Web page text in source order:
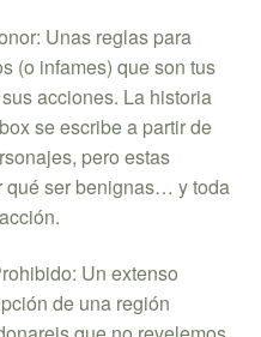
Unas reglas para
(o infames) que son tus
acciones. La historia
se escribe a partir de
pero estas
qué ser benignas… y toda
Un extenso
de una región